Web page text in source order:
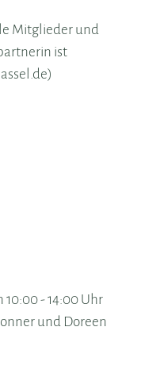
Mitglieder und
ist
- 14:00 Uhr
und Doreen